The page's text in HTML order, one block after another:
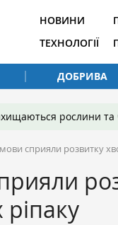
НОВИНИ
ТЕХНОЛОГІЇ
ДОБРИВА
рослини
сприяли розвитку